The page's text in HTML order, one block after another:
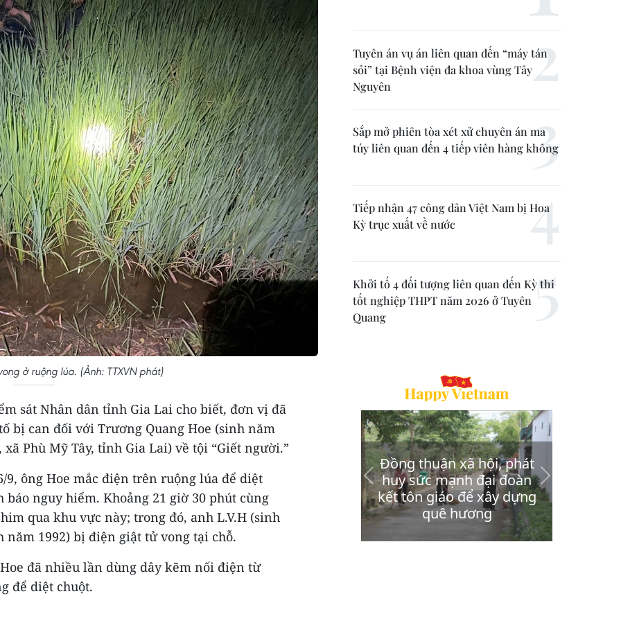
ở ruộng lúa. (Ảnh: TTXVN phát)
sát Nhân dân tỉnh Gia Lai cho biết, đơn vị đã
bị can đối với Trương Quang Hoe (sinh năm
Phù Mỹ Tây, tỉnh Gia Lai) về tội “Giết người.”
9, ông Hoe mắc điện trên ruộng lúa để diệt
nguy hiểm. Khoảng 21 giờ 30 phút cùng
qua khu vực này; trong đó, anh L.V.H (sinh
năm 1992) bị điện giật tử vong tại chỗ.
đã nhiều lần dùng dây kẽm nối điện từ
để diệt chuột.
Tuyên án vụ án liên quan đến “máy tán
sỏi” tại Bệnh viện đa khoa vùng Tây
Nguyên
Sắp mở phiên tòa xét xử chuyên án ma
túy liên quan đến 4 tiếp viên hàng không
Tiếp nhận 47 công dân Việt Nam bị Hoa
Kỳ trục xuất về nước
Khởi tố 4 đối tượng liên quan đến Kỳ thi
tốt nghiệp THPT năm 2026 ở Tuyên
Quang